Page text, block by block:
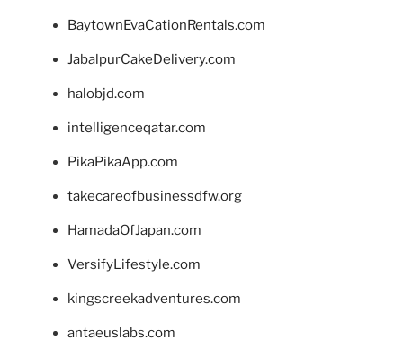
BaytownEvaCationRentals.com
JabalpurCakeDelivery.com
halobjd.com
intelligenceqatar.com
PikaPikaApp.com
takecareofbusinessdfw.org
HamadaOfJapan.com
VersifyLifestyle.com
kingscreekadventures.com
antaeuslabs.com